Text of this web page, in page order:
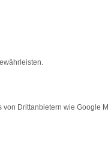
Mobilität in
und spricht Ihre
Modell gründlich
Ort.
Drittanbietern wie Google